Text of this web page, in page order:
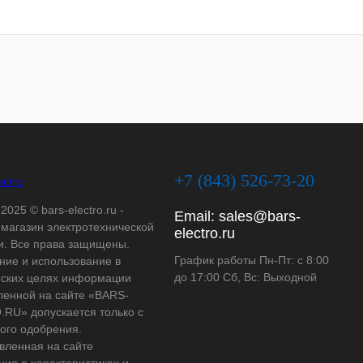
© bars-electro.ru -
электротехнической
Все права защищены.
и использование в
целях информации
на сайте «BARS-
допускается только с
одобрения.
на сайте
+7 (843) 526-73-20
Email: sales@bars-
electro.ru
График работы Пн-Пт: с 8:00
до 17:00 Сб, Вс: Выходной